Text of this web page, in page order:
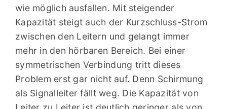
wie möglich ausfallen. Mit steigender
Kapazität steigt auch der Kurzschluss-Strom
zwischen den Leitern und gelangt immer
mehr in den hörbaren Bereich. Bei einer
symmetrischen Verbindung tritt dieses
Problem erst gar nicht auf. Denn Schirmung
als Signalleiter fällt weg. Die Kapazität von